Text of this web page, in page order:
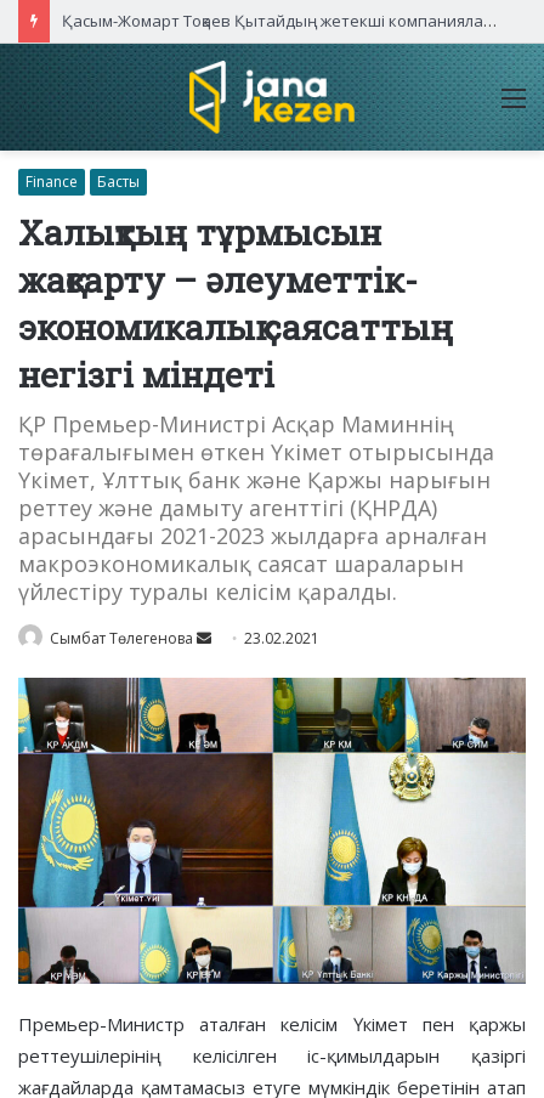
Қасым-Жомарт Тоқаев Қытайдың жетекші компаниялары басшыларымен кездесті
Finance Басты
Халықтың тұрмысын
жақсарту – әлеуметтік-
экономикалық саясаттың
негізгі міндеті
ҚР Премьер-Министрі Асқар Маминнің
төрағалығымен өткен Үкімет отырысында
Үкімет, Ұлттық банк және Қаржы нарығын
реттеу және дамыту агенттігі (ҚНРДА)
арасындағы 2021-2023 жылдарға арналған
макроэкономикалық саясат шараларын
үйлестіру туралы келісім қаралды.
Сымбат Төлегенова
Send 23.02.2021
Премьер-Министр аталған келісім Үкімет пен қаржы
реттеушілерінің келісілген іс-қимылдарын қазіргі
жағдайларда қамтамасыз етуге мүмкіндік беретінін атап